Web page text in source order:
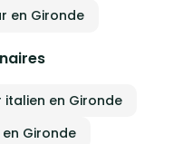
en Gironde
en Gironde
Gironde